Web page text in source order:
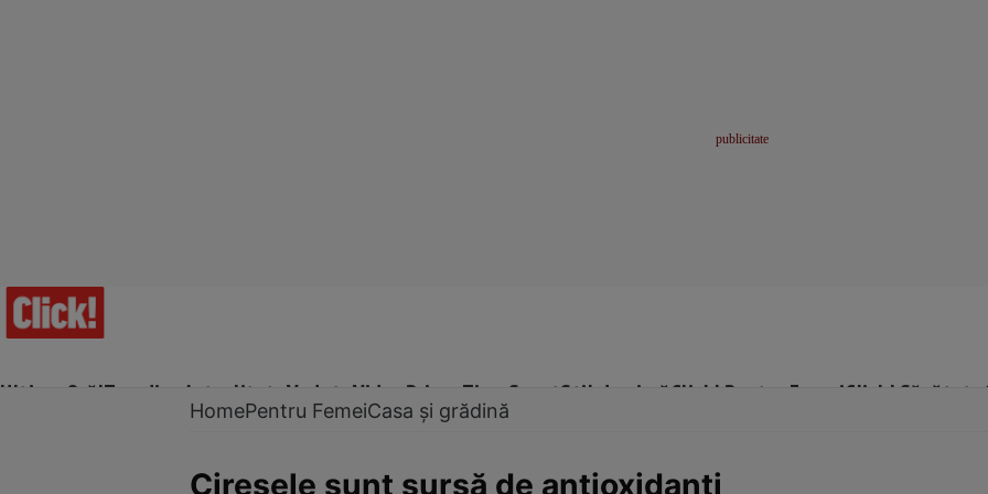
Ultima Oră!Trending Actualitate Vedete Video Prime Time SportStil de viațăClick! Pentru FemeiClick! Sănătate
HomePentru FemeiCasa și grădină
Cireşele sunt sursă de antioxidanţi